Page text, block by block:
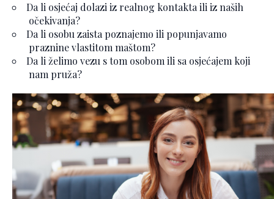
Da li osjećaj dolazi iz realnog kontakta ili iz naših
očekivanja?
Da li osobu zaista poznajemo ili popunjavamo
praznine vlastitom maštom?
Da li želimo vezu s tom osobom ili sa osjećajem koji
nam pruža?